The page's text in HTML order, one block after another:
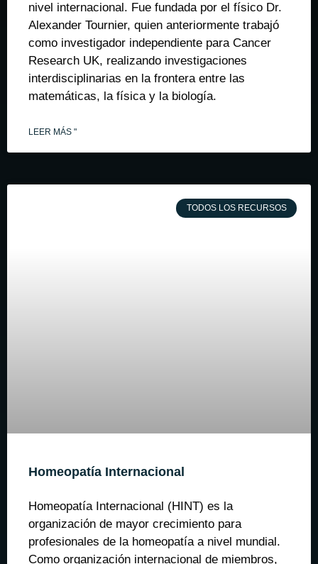
nivel internacional. Fue fundada por el físico Dr.
Alexander Tournier, quien anteriormente trabajó
como investigador independiente para Cancer
Research UK, realizando investigaciones
interdisciplinarias en la frontera entre las
matemáticas, la física y la biología.
LEER MÁS "
TODOS LOS RECURSOS
Homeopatía Internacional
Homeopatía Internacional (HINT) es la
organización de mayor crecimiento para
profesionales de la homeopatía a nivel mundial.
Como organización internacional de miembros,